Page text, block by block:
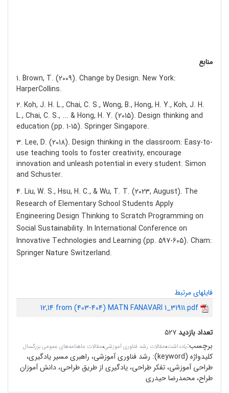
منابع
1. Brown, T. (2009). Change by Design. New York:
HarperCollins.
2. Koh, J. H. L., Chai, C. S., Wong, B., Hong, H. Y., Koh, J. H.
L., Chai, C. S., ... & Hong, H. Y. (2015). Design thinking and
education (pp. 1-15). Springer Singapore.
3. Lee, D. (2018). Design thinking in the classroom: Easy-to-
use teaching tools to foster creativity, encourage
innovation and unleash potential in every student. Simon
and Schuster.
4. Liu, W. S., Hsu, H. C., & Wu, T. T. (2023, August). The
Research of Elementary School Students Apply
Engineering Design Thinking to Scratch Programming on
Social Sustainability. In International Conference on
Innovative Technologies and Learning (pp. 597-605). Cham:
Springer Nature Switzerland.
فایلهای مرتبط
12,14 from (403-404) MATN FANAVARI 1_31911.pdf
تعداد بازدید۵۲۷
برچسب:یادداشت،مقالات رشد فناوری آموزشی،مقالات ماهنامه‌های عمومی بزرگسال
کلیدواژه (keyword):
رشد فناوری آموزشی، راهبری مسیر یادگیری،
طراحی آموزشی، تفکر طراحی، یادگیری از طریق طراحی، دانش آموزان
طراح، محمدرضا حیدری